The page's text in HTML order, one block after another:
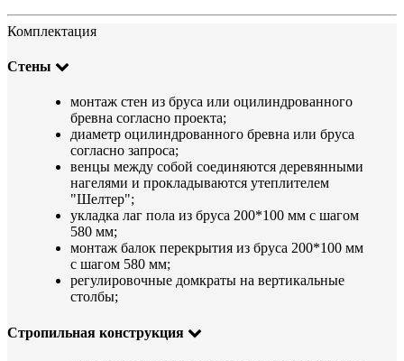
Комплектация
Стены
монтаж стен из бруса или оцилиндрованного
бревна согласно проекта;
диаметр оцилиндрованного бревна или бруса
согласно запроса;
венцы между собой соединяются деревянными
нагелями и прокладываются утеплителем
"Шелтер";
укладка лаг пола из бруса 200*100 мм с шагом
580 мм;
монтаж балок перекрытия из бруса 200*100 мм
с шагом 580 мм;
регулировочные домкраты на вертикальные
столбы;
Стропильная конструкция